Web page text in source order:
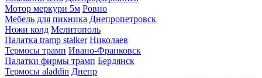
Мотор меркури 5м Ровно
Мебель для пикника Днепропетровск
Ножи колд Мелитополь
Палатка tramp stalker Николаев
Термосы трамп Ивано-Франковск
Палатки фирмы трамп Бердянск
Термосы aladdin Днепр